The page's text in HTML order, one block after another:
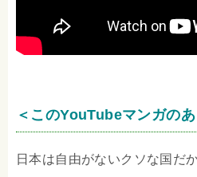
＜このYouTubeマンガの
日本は自由がないクソな国だ